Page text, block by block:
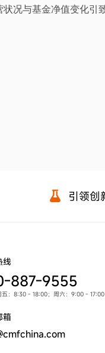
况与基金净值变化引
引领创
线
887-9555
五：8:30 - 18:00；周六：9:00 - 17:00
箱